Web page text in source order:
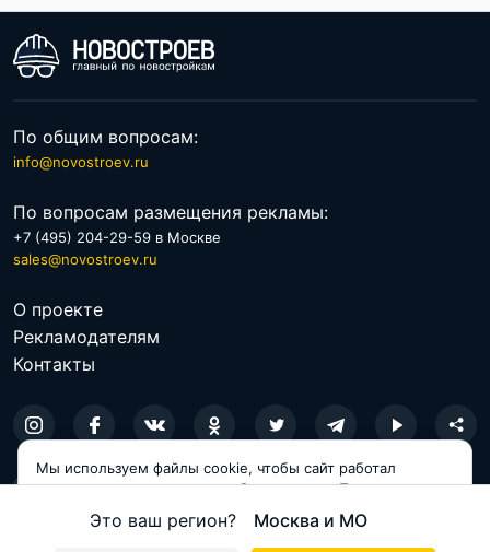
Это ваш регион? Москва и МО
По общим вопросам:
info@novostroev.ru
По вопросам размещения рекламы:
+7 (495) 204-29-59 в Москве
sales@novostroev.ru
О проекте
Рекламодателям
Контакты
© 2026 NOVOSTROEV.RU
Политика обработки персональных данных
Мы используем файлы cookie, чтобы сайт работал
корректно и становился удобнее для вас. Продолжая